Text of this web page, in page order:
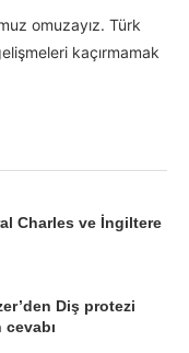
omuzayız. Türk
kaçırmamak
Charles ve İngiltere
Diş protezi